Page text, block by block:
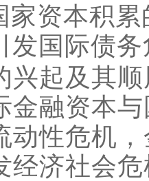
家资本积
发国际债
兴起及其
金融资本
动性危机
经济社会